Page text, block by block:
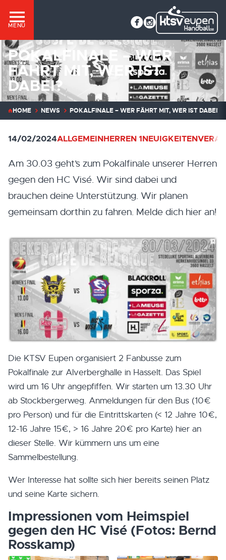
MENÜ
POKALFINALE – WER
FÄHRT MIT, WER IST
DABEI?
HOME NEWS POKALFINALE – WER FÄHRT MIT, WER IST DABEI?
14/02/2024ALLGEMEINHERREN 1NEUIGKEITEN
Am 30.03 geht’s zum Pokalfinale unserer Herren
gegen den HC Visé. Wir sind dabei und
brauchen deine Unterstützung. Wir planen
gemeinsam dorthin zu fahren. Melde dich hier an!
Die KTSV Eupen organisiert 2 Fanbusse zum
Pokalfinale zur Alverberghalle in Hasselt. Das Spiel
wird um 16 Uhr angepfiffen. Wir starten um 13.30 Uhr
ab Stockbergerweg. Anmeldungen für den Bus (10€
pro Person) und für die Eintrittskarten (< 12 Jahre 10€,
12-16 Jahre 15€, > 16 Jahre 20€ pro Karte) hier an
dieser Stelle. Wir kümmern uns um eine
Sammelbestellung.
Wer Interesse hat sollte sich hier bereits seinen Platz
und seine Karte sichern.
Impressionen vom Heimspiel
gegen den HC Visé (Fotos: Bernd
Rosskamp)